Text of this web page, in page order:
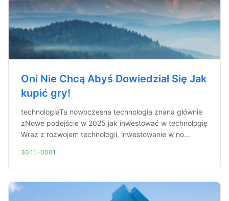
Oni Nie Chcą Abyś Dowiedział Się Jak
kupić gry!
technologiaTa nowoczesna technologia znana głównie
zNowe podejście w 2025 jak inwestować w technologię
Wraz z rozwojem technologii, inwestowanie w no...
30.11.-0001